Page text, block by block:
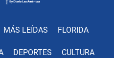
MÁS LEÍDAS FLORIDA
DEPORTES CULTURA